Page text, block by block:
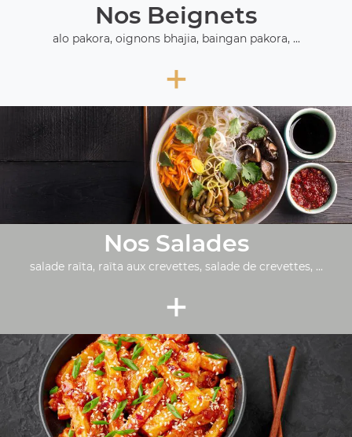
Nos Beignets
alo pakora, oignons bhajia, baingan pakora, ...
+
Nos Salades
salade raïta, raïta aux crevettes, salade de crevettes, ...
+